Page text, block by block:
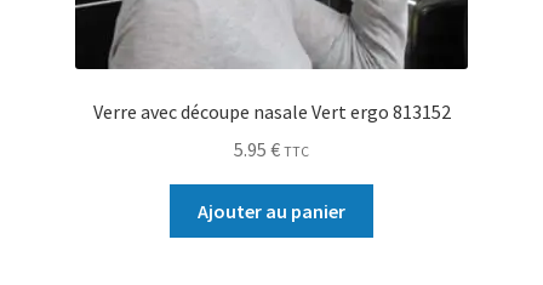
Verre avec découpe nasale Vert ergo 813152
5.95 € TTC
Ajouter au panier